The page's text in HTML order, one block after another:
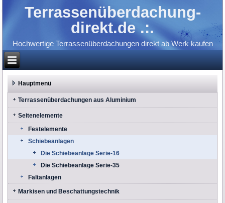
Terrassenüberdachung-
direkt.de .:.
Hochwertige Terrassenüberdachungen direkt ab Werk kaufen
Hauptmenü
Terrassenüberdachungen aus Aluminium
Seitenelemente
Festelemente
Schiebeanlagen
Die Schiebeanlage Serie-16
Die Schiebeanlage Serie-35
Faltanlagen
Markisen und Beschattungstechnik